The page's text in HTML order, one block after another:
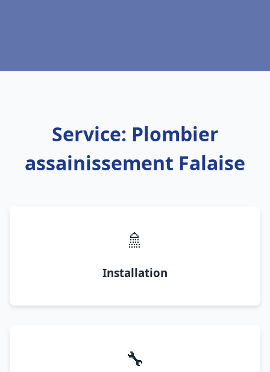
Service: Plombier
assainissement Falaise
🚿
Installation
🔧